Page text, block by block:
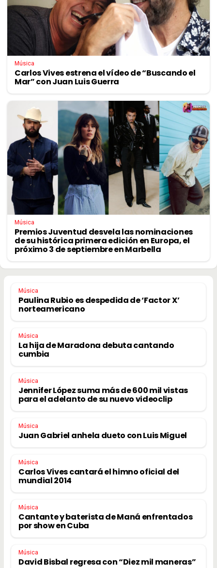
Música
Carlos Vives estrena el vídeo de “Buscando el
Mar” con Juan Luis Guerra
Música
Premios Juventud desvela las nominaciones
de su histórica primera edición en Europa, el
próximo 3 de septiembre en Marbella
Música
Paulina Rubio es despedida de ‘Factor X’
norteamericano
Música
La hija de Maradona debuta cantando
cumbia
Música
Jennifer López suma más de 600 mil vistas
para el adelanto de su nuevo videoclip
Música
Juan Gabriel anhela dueto con Luis Miguel
Música
Carlos Vives cantará el himno oficial del
mundial 2014
Música
Cantante y baterista de Maná enfrentados
por show en Cuba
Música
David Bisbal regresa con “Diez mil maneras”